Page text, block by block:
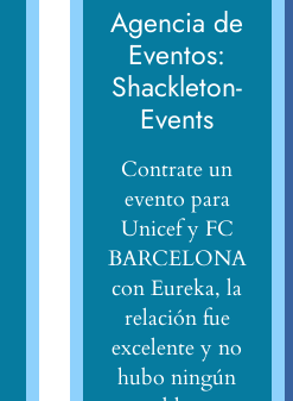
Agencia de
Eventos:
Shackleton-
Events
Contrate un
evento para
Unicef y FC
BARCELONA
con Eureka, la
relación fue
excelente y no
hubo ningún